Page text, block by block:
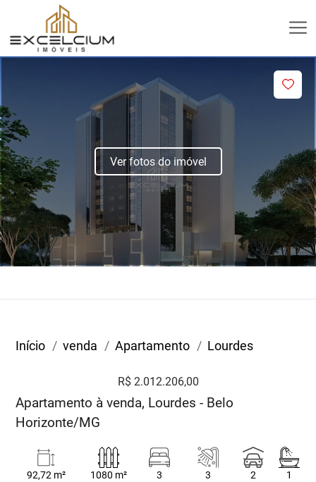
Ver fotos do imóvel
Início venda Apartamento Lourdes
R$ 2.012.206,00
Apartamento à venda, Lourdes - Belo
Horizonte/MG
92,72 m²
1080 m²
3
3
2
1